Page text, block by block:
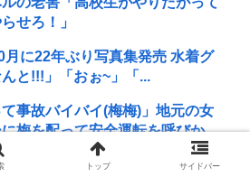
せろ！」
に22年ぶり写真集発売 水着グ
と!!!」「おぉ~」「...
て事故バイバイ(梅梅)」地元の女
梅を配って安全運転を呼びか...
と言われ…」声優・田中真弓が
トップ サイドバー